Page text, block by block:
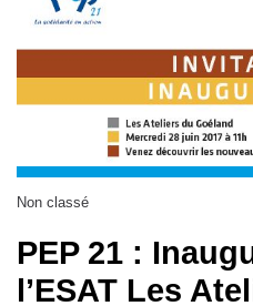
Non classé
PEP 21 :
l’ESAT Les